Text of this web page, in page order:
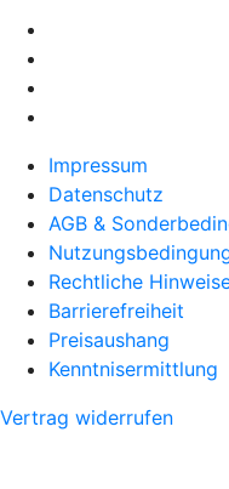
Impressum
Datenschutz
AGB &
Rechtliche
Barrierefreiheit
Preisaushang
Kenntnisermittlung
Vertrag widerrufen